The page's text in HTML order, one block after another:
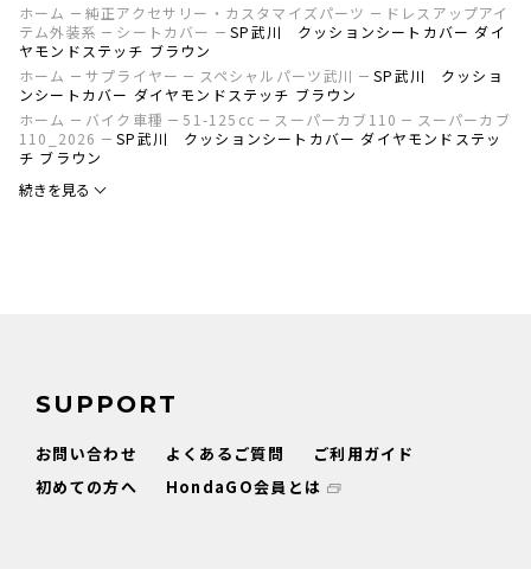
ホーム 純正アクセサリー・カスタマイズパーツ
ドレスアップアイ
テム外装系
シートカバー
SP武川 クッションシートカバー ダイ
ヤモンドステッチ ブラウン
ホーム
サプライヤー スペシャルパーツ武川
SP武川 クッショ
ンシートカバー ダイヤモンドステッチ ブラウン
ホーム
バイク車種 51-125cc スーパーカブ110
スーパーカブ
110_2026
SP武川 クッションシートカバー ダイヤモンドステッ
チ ブラウン
続きを見る
SUPPORT
お問い合わせ よくあるご質問
ご利用ガイド
初めての方へ
HondaGO会員とは